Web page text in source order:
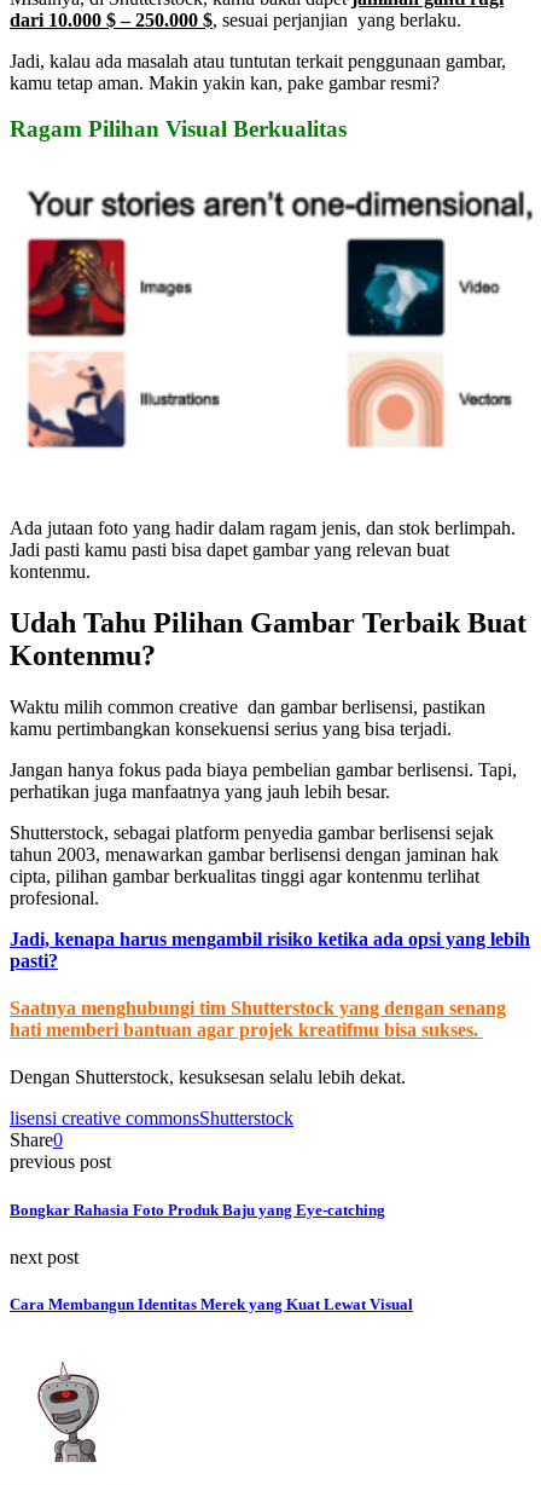
dari 10.000 $ – 250.000 $, sesuai perjanjian yang berlaku.
Jadi, kalau ada masalah atau tuntutan terkait penggunaan gambar,
kamu tetap aman. Makin yakin kan, pake gambar resmi?
Ragam Pilihan Visual Berkualitas
Ada jutaan foto yang hadir dalam ragam jenis, dan stok berlimpah.
Jadi pasti kamu pasti bisa dapet gambar yang relevan buat
kontenmu.
Udah Tahu Pilihan Gambar Terbaik Buat
Kontenmu?
Waktu milih common creative dan gambar berlisensi, pastikan
kamu pertimbangkan konsekuensi serius yang bisa terjadi.
Jangan hanya fokus pada biaya pembelian gambar berlisensi. Tapi,
perhatikan juga manfaatnya yang jauh lebih besar.
Shutterstock, sebagai platform penyedia gambar berlisensi sejak
tahun 2003, menawarkan gambar berlisensi dengan jaminan hak
cipta, pilihan gambar berkualitas tinggi agar kontenmu terlihat
profesional.
Jadi, kenapa harus mengambil risiko ketika ada opsi yang lebih
pasti?
Saatnya menghubungi tim Shutterstock yang dengan senang
hati memberi bantuan agar projek kreatifmu bisa sukses.
Dengan Shutterstock, kesuksesan selalu lebih dekat.
lisensi creative commonsShutterstock
Share0
previous post
Bongkar Rahasia Foto Produk Baju yang Eye-catching
next post
Cara Membangun Identitas Merek yang Kuat Lewat Visual